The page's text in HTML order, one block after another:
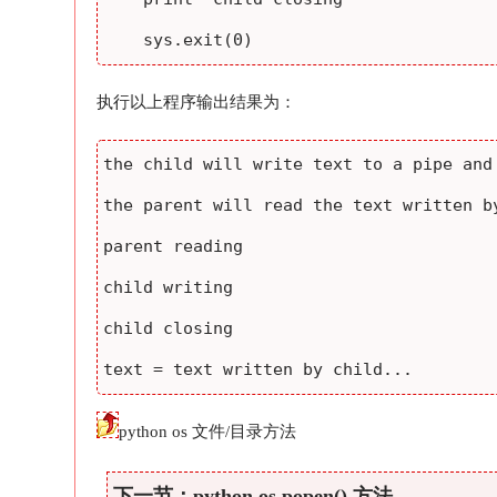
执行以上程序输出结果为：
the child will write text to a pipe and
the parent will read the text written
parent reading
child writing
child closing
python os 文件/目录方法